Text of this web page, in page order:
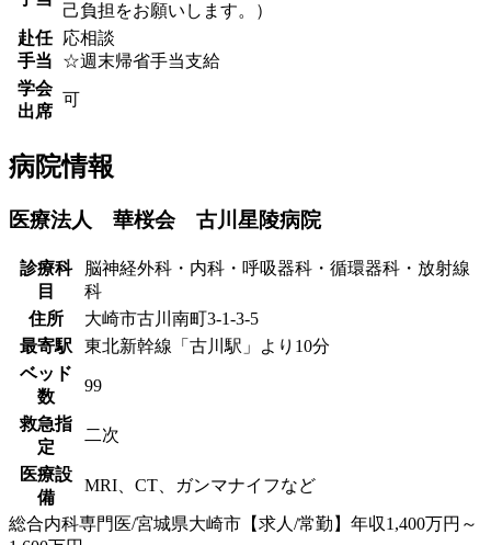
己負担をお願いします。）
赴任
手当
応相談
☆週末帰省手当支給
学会
出席
可
病院情報
医療法人 華桜会 古川星陵病院
診療科
目
脳神経外科・内科・呼吸器科・循環器科・放射線
科
住所
大崎市古川南町3-1-3-5
最寄駅
東北新幹線「古川駅」より10分
ベッド
数
99
救急指
定
二次
医療設
備
MRI、CT、ガンマナイフなど
総合内科専門医/宮城県大崎市【求人/常勤】年収1,400万円～